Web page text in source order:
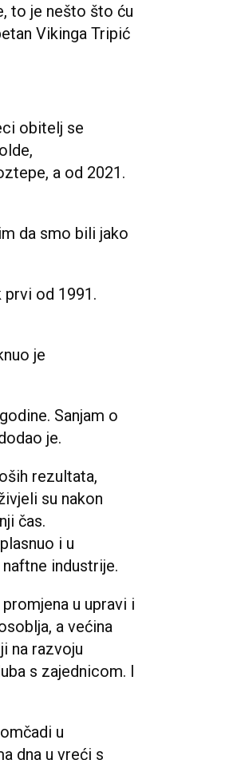
to je nešto što ću
Vikinga Tripić
obitelj se
a od 2021.
da smo bili jako
od 1991.
je
Sanjam o
je.
rezultata,
su nakon
čas.
i u
industrije.
u upravi i
a većina
na razvoju
s zajednicom. I
u
dna u vreći s